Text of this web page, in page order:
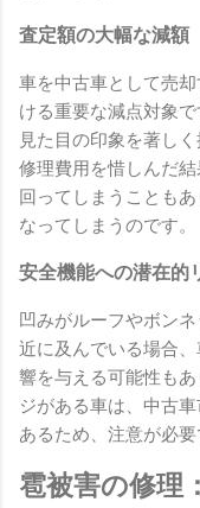
査定額の大幅な減額
車を中古車として売
ける重要な減点対象
見た目の印象を著し
修理費用を惜しんだ
回ってしまうことも
なってしまうのです。
安全機能への潜在的
凹みがルーフやボン
近に及んでいる場合
響を与える可能性も
ジがある車は、中古
あるため、注意が必要
雹被害の修理